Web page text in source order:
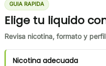
GUIA RAPIDA
Elige tu liquido
Revisa nicotina, formato y
Nicotina adecuada